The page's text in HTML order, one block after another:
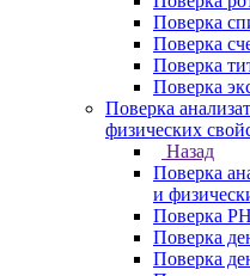
Поверка
Поверка
Поверка
Поверка
Поверка
физических
Назад
Поверка
и
Поверка
Поверка
Поверка